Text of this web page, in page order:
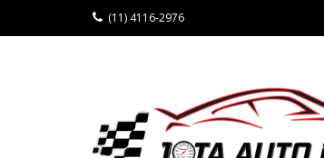
(11) 4116-2976